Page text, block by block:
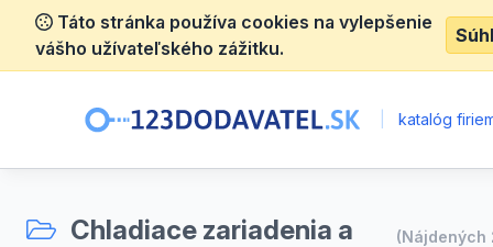
Táto stránka používa cookies na vylepšenie
vášho užívateľského zážitku.
katalóg
Chladiace zariadenia a
(Nájdených